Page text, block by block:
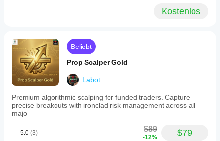
Beschreibung : Die Berechnungsperiode für
den ADX-Indikator.
Standardwert: 14
ADX Schwellenwert 📊
Beschreibung
Trendstärkeniveau. Der Bot ignoriert Signale,
wenn der ADX unter diesem Wert liegt.
in
controlled
environment,
focusing
on
indices,
forex,
commodities,
and
cryptocurrency
Users
Kostenlos
Beliebt
Prop Scalper Gold
Labot
Premium algorithmic scalping for funded traders. Capture
precise breakouts with ironclad risk management across all
majo
5.0 (3) $89
-12% $79